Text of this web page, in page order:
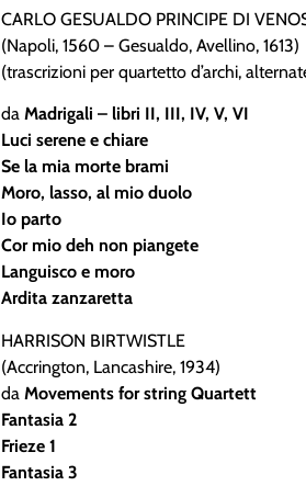
CARLO GESUALDO PRINCIPE DI
(Napoli, 1560 – Gesualdo, Avellino, 1613)
(trascrizioni per quartetto d’archi,
daMadrigali – libri II, III, IV, V, VI
Luci serene e chiare
Se la mia morte brami
Moro, lasso, al mio duolo
Io parto
Cor mio deh non piangete
Languisco e moro
Ardita zanzaretta
HARRISON BIRTWISTLE
(Accrington, Lancashire, 1934)
da Movements for string Quartett
Fantasia 2
Frieze 1
Fantasia 3